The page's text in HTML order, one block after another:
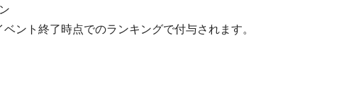
ント終了時点でのランキングで付与されます。